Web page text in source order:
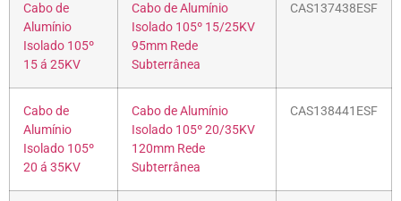
Cabo de
Alumínio
Isolado 105º
15 á 25KV
Cabo de Alumínio
Isolado 105º 15/25KV
95mm Rede
Subterrânea
CAS137438ESF
Cabo de
Alumínio
Isolado 105º
20 á 35KV
Cabo de Alumínio
Isolado 105º 20/35KV
120mm Rede
Subterrânea
CAS138441ESF